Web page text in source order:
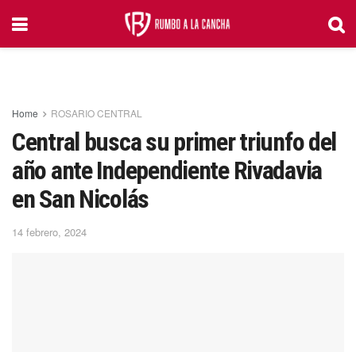
Home ROSARIO CENTRAL
Central busca su primer triunfo del
año ante Independiente Rivadavia
en San Nicolás
14 febrero, 2024